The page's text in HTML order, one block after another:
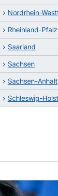
Nordrhein-
Rheinland-Pfalz
Saarland
Sachsen
Sachsen-Anhalt
Schleswig-